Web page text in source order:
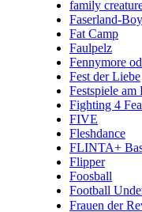
family
Faserland-
Fat Camp
Faulpelz
Fennymore
Fest der Liebe
Festspiele am
Fighting 4
FIVE
Fleshdance
FLINTA+
Flipper
Foosball
Football